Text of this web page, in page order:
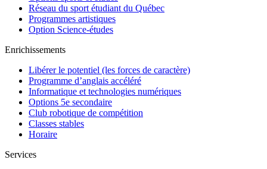
Réseau du sport étudiant du Québec
Programmes artistiques
Option Science-études
Enrichissements
Libérer le potentiel (les forces de caractère)
Programme d’anglais accéléré
Informatique et technologies numériques
Options 5e secondaire
Club robotique de compétition
Classes stables
Horaire
Services